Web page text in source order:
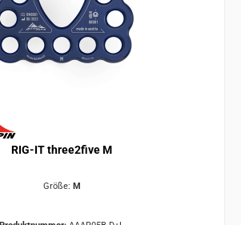
RIG-IT three2five M
Größe: M